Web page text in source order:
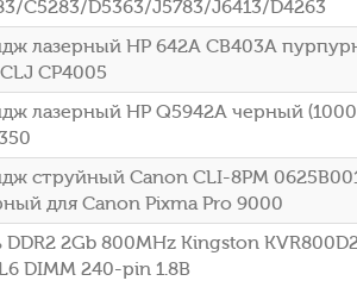
C5283/D5363/J5783/J6413/D4263
лазерный HP 642A CB403A
CP4005
лазерный HP Q5942A черный
струйный Canon CLI-8PM
для Canon Pixma Pro 9000
2Gb 800MHz Kingston
DIMM 240-pin 1.8В